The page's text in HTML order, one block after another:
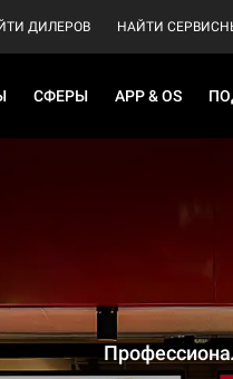
ДИЛЕРОВ НАЙТИ
СФЕРЫ APP & OS